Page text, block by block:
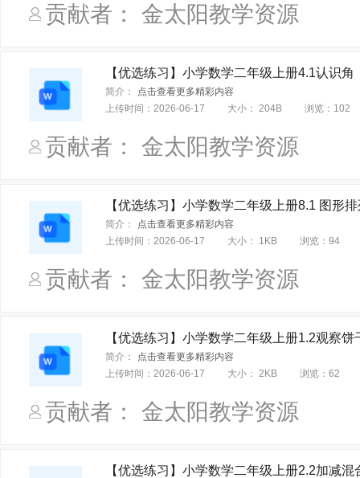
贡献者： 金太阳教学资源
【优选练习】小学数学二年级上册4.1认识
简介：
点击查看更多精彩内容
上传时间： 2026-06-17 大小： 204B 浏览： 102
贡献者： 金太阳教学资源
【优选练习】小学数学二年级上册8.1 图形
简介：
点击查看更多精彩内容
上传时间： 2026-06-17 大小： 1KB 浏览： 94
贡献者： 金太阳教学资源
【优选练习】小学数学二年级上册1.2观察
简介：
点击查看更多精彩内容
上传时间： 2026-06-17 大小： 2KB 浏览： 62
贡献者： 金太阳教学资源
【优选练习】小学数学二年级上册2.2加减